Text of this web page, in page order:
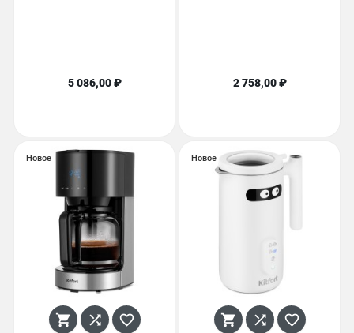
5 086,00 ₽ 2 758,00 ₽
Новое
  
Новое
  